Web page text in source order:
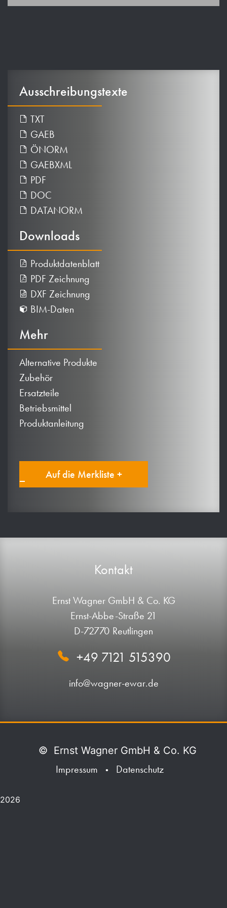
Ausschreibungstexte
TXT
GAEB
ÖNORM
GAEBXML
PDF
DOC
DATANORM
Downloads
Produktdatenblatt
PDF Zeichnung
DXF Zeichnung
BIM-Daten
Mehr
Alternative Produkte
Zubehör
Ersatzteile
Betriebsmittel
Produktanleitung
Auf die Merkliste +
Kontakt
Ernst Wagner GmbH & Co. KG
Ernst-Abbe-Straße 21
D-72770 Reutlingen
+49 7121 515390
info@wagner-ewar.de
© Ernst Wagner GmbH & Co. KG
Impressum
• Datenschutz
2026